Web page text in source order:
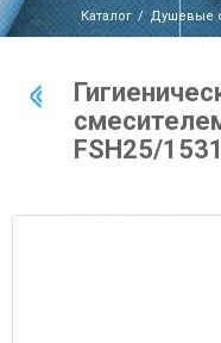
Каталог Душевые
FSH25/